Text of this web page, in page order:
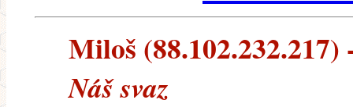
Miloš (88.102.232.217)
Náš svaz